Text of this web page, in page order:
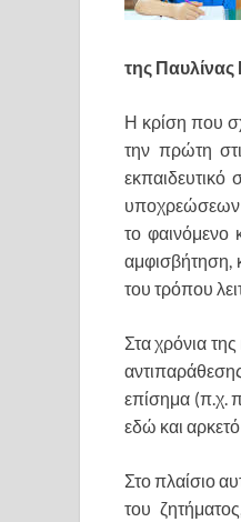
της
Η κρίση που
την πρώτη
υποχρεώσεων
το φαινόμενο
αμφισβήτηση,
του τρόπου
Στα χρόνια
επίσημα (π.χ.
εδώ και
Στο πλαίσιο
του